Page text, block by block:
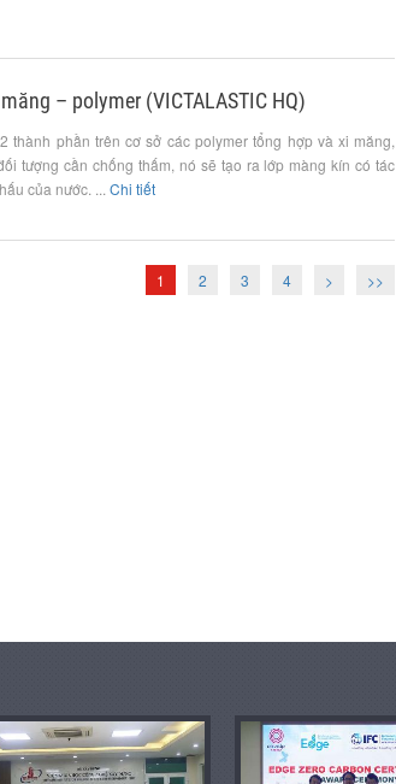
– polymer (VICTALASTIC HQ)
thành phần trên cơ sở các polymer tổng hợp và xi măng,
tượng cần chống thấm, nó sẽ tạo ra lớp màng kín có tác
của nước. ... Chi tiết
1 2 3 4 > >>